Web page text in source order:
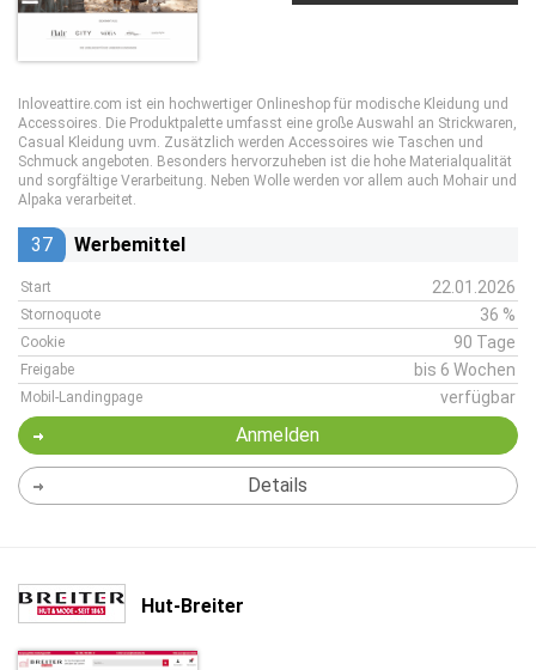
Inloveattire.com ist ein hochwertiger Onlineshop für modische Kleidung und
Accessoires. Die Produktpalette umfasst eine große Auswahl an Strickwaren,
Casual Kleidung uvm. Zusätzlich werden Accessoires wie Taschen und
Schmuck angeboten. Besonders hervorzuheben ist die hohe Materialqualität
und sorgfältige Verarbeitung. Neben Wolle werden vor allem auch Mohair und
Alpaka verarbeitet.
37 Werbemittel
Start 22.01.2026
Stornoquote 36 %
Cookie 90 Tage
Freigabe bis 6 Wochen
Mobil-Landingpage verfügbar
Anmelden
Details
Hut-Breiter